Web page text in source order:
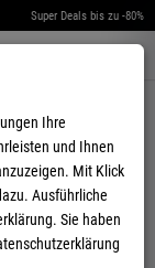
Super Deals bis zu -80%
Warenkorb aufklappen
Ihre
und Ihnen
Mit Klick
Ausführliche
Sie haben